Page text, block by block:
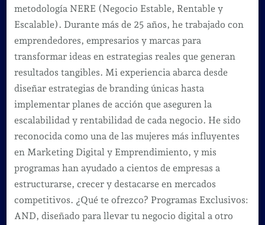
metodología NERE (Negocio Estable, Rentable y
Escalable). Durante más de 25 años, he trabajado con
emprendedores, empresarios y marcas para
transformar ideas en estrategias reales que generan
resultados tangibles. Mi experiencia abarca desde
diseñar estrategias de branding únicas hasta
implementar planes de acción que aseguren la
escalabilidad y rentabilidad de cada negocio. He sido
reconocida como una de las mujeres más influyentes
en Marketing Digital y Emprendimiento, y mis
programas han ayudado a cientos de empresas a
estructurarse, crecer y destacarse en mercados
competitivos. ¿Qué te ofrezco? Programas Exclusivos:
AND, diseñado para llevar tu negocio digital a otro